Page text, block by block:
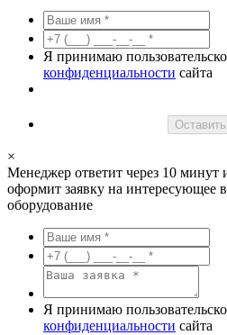
Я принимаю
конфиденциальности сайта
×
Менеджер ответит через 10 минут
оформит заявку на интересующее
оборудование
Я принимаю
конфиденциальности сайта